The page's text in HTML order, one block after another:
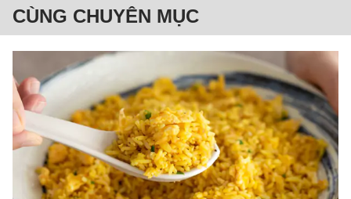
CÙNG CHUYÊN MỤC